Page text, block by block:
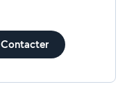
Contacter